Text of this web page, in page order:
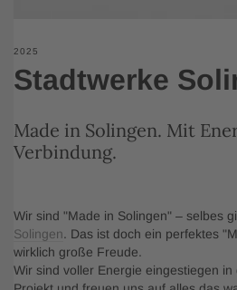
2025
Stadtwerke
Made in Solingen. Mit
Verbindung.
Wir sind "Made in Solingen" – selbes
Solingen. Das ist doch ein perfektes
wirklich große Freude.
Wir sind voller Energie eingestiegen